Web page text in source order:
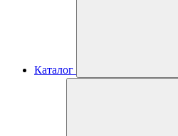
Каталог